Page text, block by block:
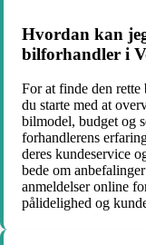
Hvordan kan
bilforhandler i
For at finde den
du starte med at
bilmodel, budget og
forhandlerens
deres kundeservice
bede om
anmeldelser online
pålidelighed og